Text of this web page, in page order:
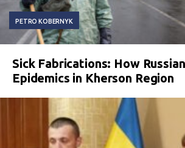
PETRO KOBERNYK
Sick Fabrications: How
Epidemics in Kherson Region